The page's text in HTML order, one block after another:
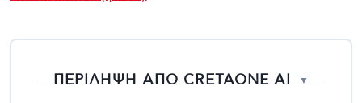
ΠΕΡΙΛΗΨΗ ΑΠΟ CRETAONE AI ▼